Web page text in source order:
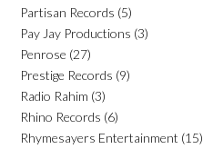
Partisan Records (5)
Pay Jay Productions (3)
Penrose (27)
Prestige Records (9)
Radio Rahim (3)
Rhino Records (6)
Rhymesayers Entertainment (15)